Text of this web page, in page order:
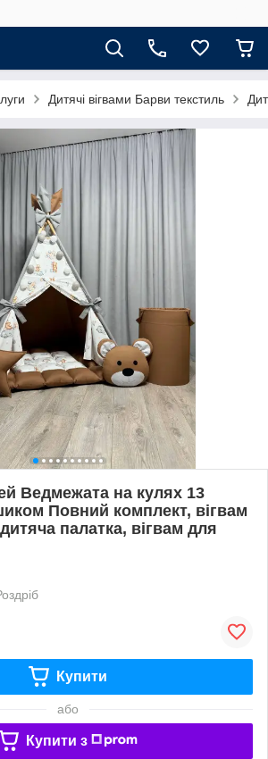
Дитячі вігвами Барви текстиль
Ведмежата на кулях 13
Повний комплект, вігвам
палатка, вігвам для
Купити
або
Купити з